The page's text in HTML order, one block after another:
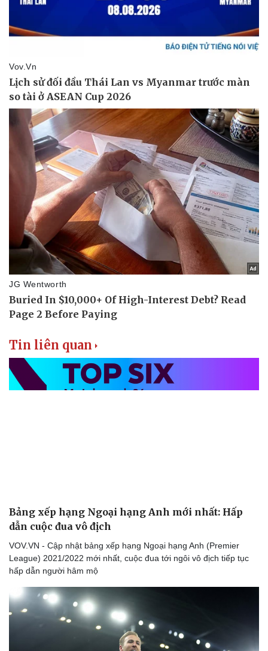
Cải chính
Tin liên quan
Bảng xếp hạng Ngoại hạng Anh mới nhất: Hấp
dẫn cuộc đua vô địch
VOV.VN - Cập nhật bảng xếp hạng Ngoại hạng Anh (Premier
League) 2021/2022 mới nhất, cuộc đua tới ngôi vô địch tiếp tục
hấp dẫn người hâm mộ